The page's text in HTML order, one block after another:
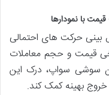
با نمودارها
بینی حرکت های احتمالی
قیمت و حجم معاملات
سوشی سواپ، درک این
بهینه کمک کند.